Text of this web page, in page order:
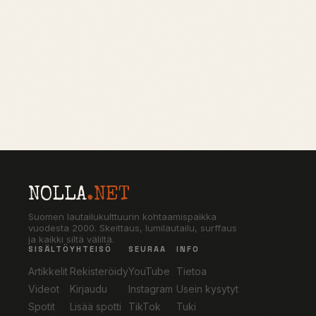
NOLLA.NET
Suomen lautailukulttuurin kohtaamispaikka
vuodesta 2000. Skeittaus, lumilautailu, surffaus
ja kaikki siltä väliltä.
SISÄLTÖ
Artikkelit
Videot
Spotit
YHTEISÖ
Rekisteröidy
Kirjaudu
Lisää spotti
SEURAA
YouTube
Instagram
TikTok
INFO
Tietoa
Usein kysytyt
Tuki